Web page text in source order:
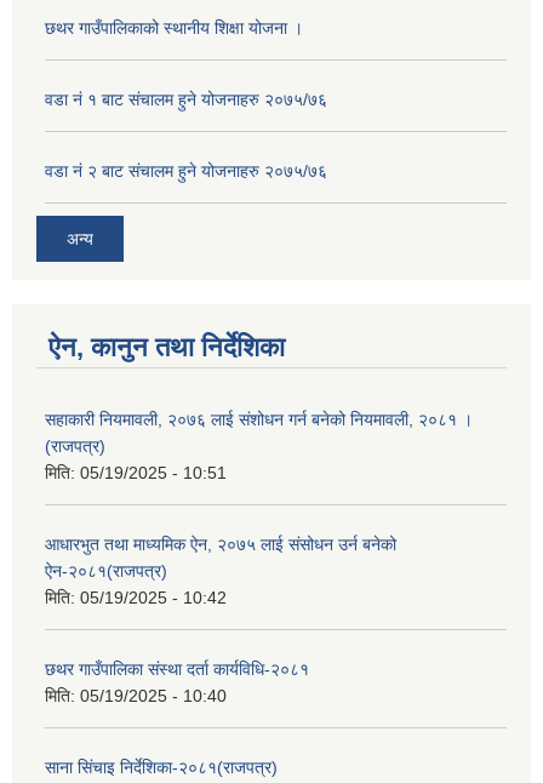
छथर गाउँपालिकाको स्थानीय शिक्षा योजना ।
वडा नं १ बाट संचालम हुने योजनाहरु २०७५/७६
वडा नं २ बाट संचालम हुने योजनाहरु २०७५/७६
अन्य
ऐन, कानुन तथा निर्देशिका
सहाकारी नियमावली, २०७६ लाई संशोधन गर्न बनेको नियमावली, २०८१ ।
(राजपत्र)
मिति: 05/19/2025 - 10:51
आधारभुत तथा माध्यमिक ऐन, २०७५ लाई संसोधन उर्न बनेको
ऐन-२०८१(राजपत्र)
मिति: 05/19/2025 - 10:42
छथर गाउँपालिका संस्था दर्ता कार्यविधि-२०८१
मिति: 05/19/2025 - 10:40
साना सिंचाइ निर्देशिका-२०८१(राजपत्र)